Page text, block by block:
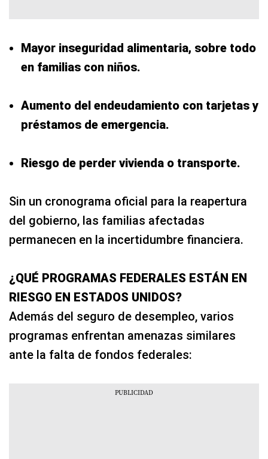
Mayor inseguridad alimentaria, sobre todo
en familias con niños.
Aumento del endeudamiento con tarjetas y
préstamos de emergencia.
Riesgo de perder vivienda o transporte.
Sin un cronograma oficial para la reapertura
del gobierno, las familias afectadas
permanecen en la incertidumbre financiera.
¿QUÉ PROGRAMAS FEDERALES ESTÁN EN
RIESGO EN ESTADOS UNIDOS?
Además del seguro de desempleo, varios
programas enfrentan amenazas similares
ante la falta de fondos federales: